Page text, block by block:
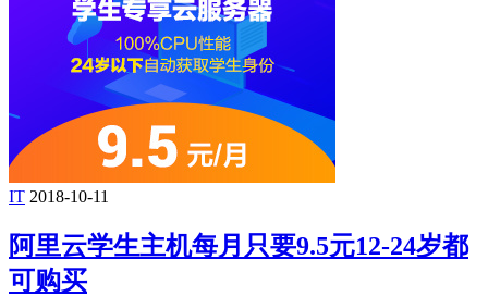
IT 2018-10-11
阿里云学生主机每月只要9.5元12-24岁都
可购买